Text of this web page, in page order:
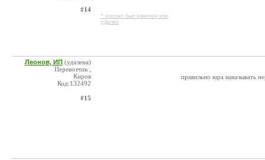
#14
* контакт был изменен или
удален
Леонов, ИП (удалена)
Перевозчик ,
Киров
Код:132492
#15
правильно юра наказывать